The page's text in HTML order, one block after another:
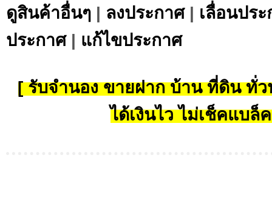
ดูสินค้าอื่นๆ | ลงประกาศ| เลื่อนปร
ประกาศ| แก้ไขประกาศ
[ รับจำนอง ขายฝาก บ้าน ที่ดิน ทั่ว
ได้เงินไว ไม่เช็คแบล็